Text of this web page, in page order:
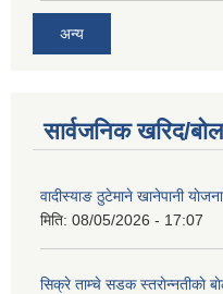
अन्य
सार्वजनिक खरिद/
वादीस्याङ ठुटेमाने खानेपानी
मिति: 08/05/2026 - 17:07
सिक्रे ताम्चे सडक स्तराेन्नतीकाे